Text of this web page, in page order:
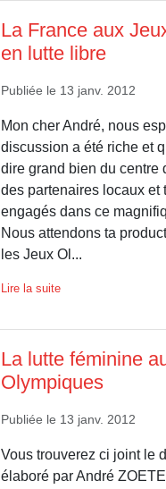
La France aux
en lutte libre
Publiée le 13 janv. 2012
Mon cher André, nous
discussion a été riche et
dire grand bien du centre
des partenaires locaux et
engagés dans ce
Nous attendons ta
les Jeux Ol...
Lire la suite
La lutte féminine
Olympiques
Publiée le 13 janv. 2012
Vous trouverez ci joint le
élaboré par André